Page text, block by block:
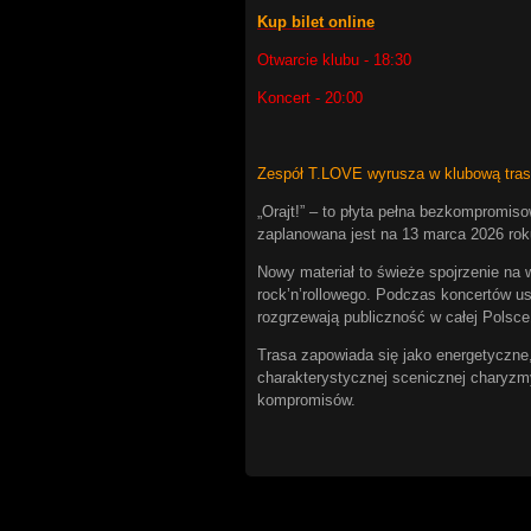
Kup bilet online
Otwarcie klubu - 18:30
Koncert - 20:00
Zespół T.LOVE wyrusza w klubową
„Orajt!” – to płyta pełna
zaplanowana jest na 13 marca 2026
Nowy materiał to świeże spojrzenie
rock’n’rollowego. Podczas koncertów
rozgrzewają publiczność w całej
Trasa zapowiada się jako
charakterystycznej scenicznej
kompromisów.